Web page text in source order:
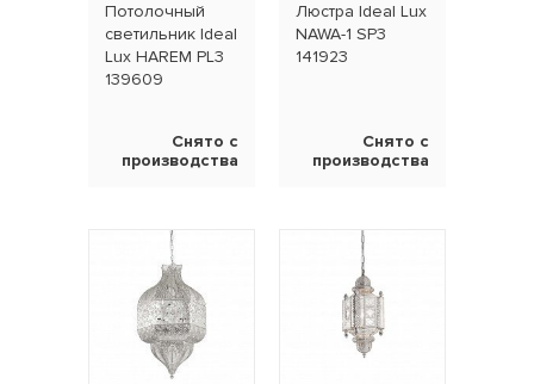
Потолочный
светильник Ideal
Lux HAREM PL3
139609
Снято с
производства
Люстра Ideal Lux
NAWA-1 SP3
141923
Снято с
производства